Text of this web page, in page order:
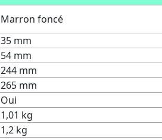
Marron foncé
35 mm
54 mm
244 mm
265 mm
Oui
1,01 kg
1,2 kg